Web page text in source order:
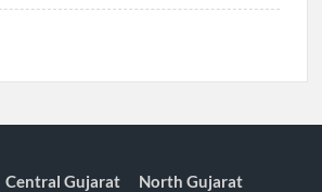
Central Gujarat North Gujarat